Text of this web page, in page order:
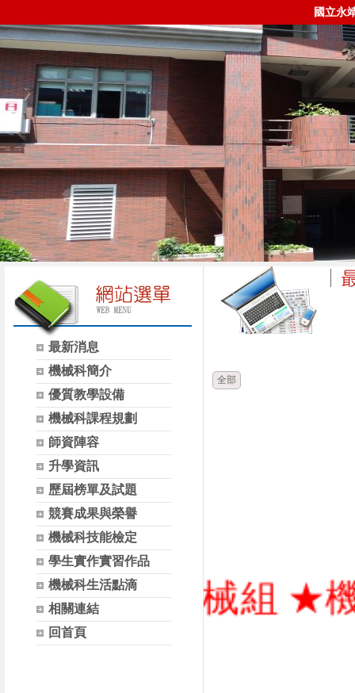
國立永
最新消息
機械科簡介
優質教學設備
機械科課程規劃
師資陣容
升學資訊
歷屆榜單及試題
競賽成果與榮譽
機械科技能檢定
學生實作實習作品
機械科生活點滴
相關連結
回首頁
全部
機械組 ★機三